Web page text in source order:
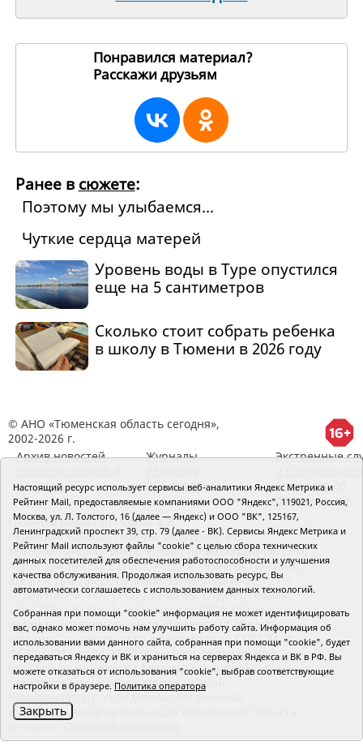
Понравился материал?
Расскажи друзьям
Ранее в сюжете:
Поэтому мы улыбаемся...
Чуткие сердца матерей
Уровень воды в Туре опустился
еще на 5 сантиметров
Сколько стоит собрать ребенка
в школу в Тюмени в 2026 году
© АНО «Тюменская область сегодня»,
2002-2026 г.
Архив новостей
районов ТО
Журналы
RSS поток
Экстренные
Сведения об
организации
Главный редактор Рябков А.В.
Редакция: 625002, Тюмень, Осипенко, 81,
телефон (3452)49-00-18, e-mail: tumentoday@obl72.ru
Адрес для писем: 625000, Россия, Тюмень, Почтамт,
а/я 371. Для пресс-релизов: tumentoday@obl72.ru.
Отдел писем: тел. (3452) 39-90-59. Отдел рекламы:
тел. (3452) 39-90-51. Регистрация СМИ: Сетевое
издание «Интернет-газета «Тюменская область
сегодня», свидетельство о регистрации СМИ Эл №
ФС77-64918 от 24.02.2016 выдано Федеральной
службой по надзору в сфере связи, информационных
технологий и массовых коммуникаций
некоммерческая организация «Тюменская область
Настоящий ресурс использует сервисы веб-аналитики Яндекс Метрика и
Рейтинг Mail, предоставляемые компаниями ООО "Яндекс", 119021, Россия,
Москва, ул. Л. Толстого, 16 (далее — Яндекс) и ООО "ВК", 125167,
Ленинградский проспект 39, стр. 79 (далее - ВК). Сервисы Яндекс Метрика и
Рейтинг Mail используют файлы "cookie" с целью сбора технических
данных посетителей для обеспечения работоспособности и улучшения
качества обслуживания. Продолжая использовать ресурс, Вы
автоматически соглашаетесь с использованием данных технологий.
Собранная при помощи "cookie" информация не может идентифицировать
вас, однако может помочь нам улучшить работу сайта. Информация об
использовании вами данного сайта, собранная при помощи "cookie", будет
передаваться Яндексу и ВК и храниться на серверах Яндекса и ВК в РФ. Вы
можете отказаться от использования "cookie", выбрав соответствующие
настройки в браузере. Политика оператора
Закрыть